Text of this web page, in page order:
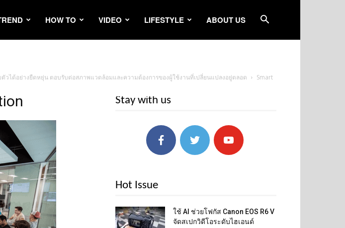
HOW TO VIDEO LIFESTYLE ABOUT US
ตัวได้อย่างยืดหยุ่น ตอบรับต่อสภาพแวดล้อมและความต้องการของผู้ใช้งานที่เปลี่ยนแปลงอยู่ตลอด
Smart
Stay with us
Hot Issue
ใช้ AI ช่วยโฟกัส Canon EOS R6 V
จัดสเปกวิดีโอระดับไฮเอนด์